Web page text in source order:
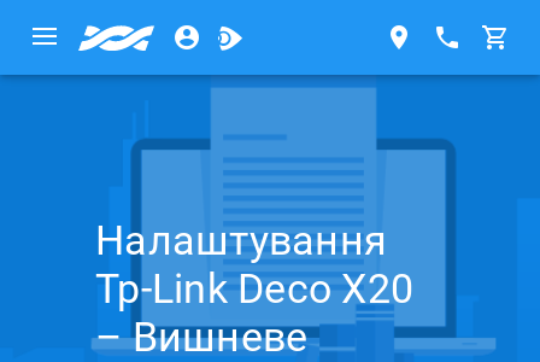
Налаштування
Tp-Link Deco X20
– Вишневе